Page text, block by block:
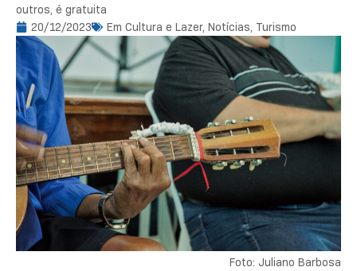
outros, é gratuita
20/12/2023
Em Cultura e Lazer, Notícias, Turismo
Foto: Juliano Barbosa